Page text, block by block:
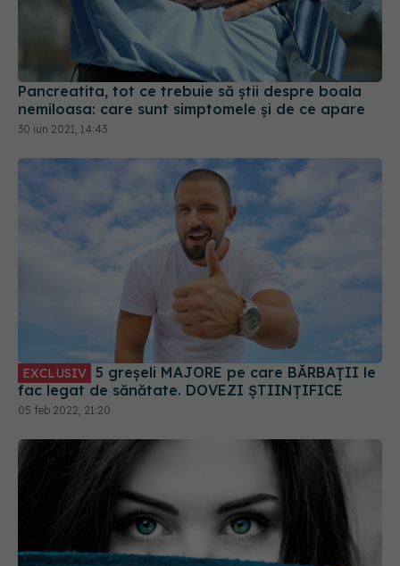
Pancreatita, tot ce trebuie să știi despre boala
nemiloasa: care sunt simptomele și de ce apare
30 iun 2021, 14:43
EXCLUSIV
5 greșeli MAJORE pe care BĂRBAȚII le
fac legat de sănătate. DOVEZI ȘTIINȚIFICE
05 feb 2022, 21:20